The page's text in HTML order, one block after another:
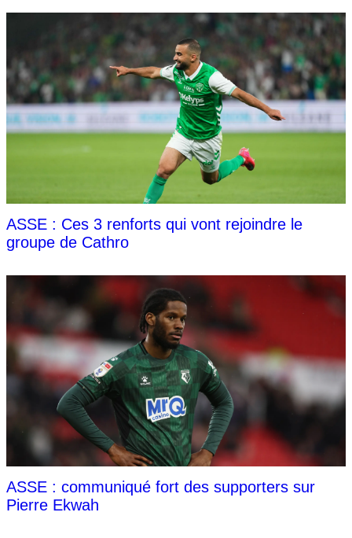
ASSE : Ces 3 renforts qui vont rejoindre le
groupe de Cathro
ASSE : communiqué fort des supporters sur
Pierre Ekwah